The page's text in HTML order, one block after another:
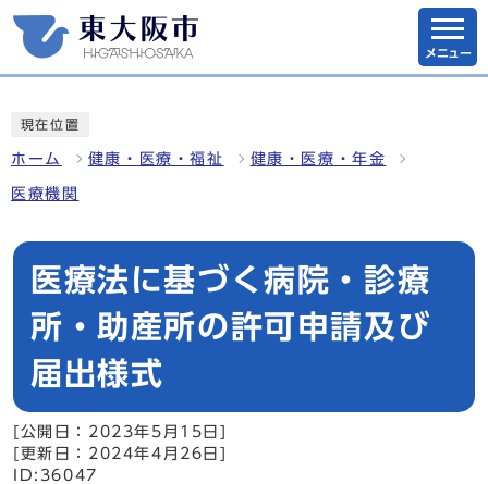
メニュー
現在位置
ホーム 健康・医療・福祉 健康・医療・年金
医療機関
医療法に基づく病院・診療
所・助産所の許可申請及び
届出様式
[公開日：2023年5月15日]
[更新日：2024年4月26日]
ID:36047